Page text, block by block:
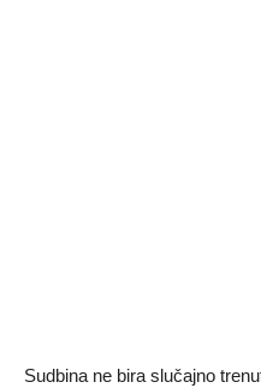
Sudbina ne bira slučajno